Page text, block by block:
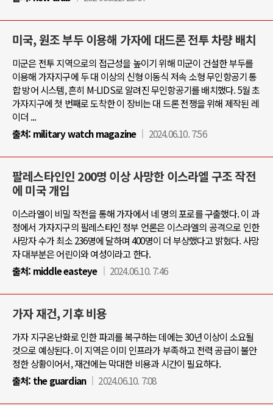
미국, 원조 부두 이용해 가자에 대드론 전투 차량 배치
미군은 전투 지역으로의 접근성을 높이기 위해 미군이 건설한 부두를
이용해 가자지구에 두 대 이상의 신형 이동식 저속 소형 무인항공기 통
합 방어 시스템, 흔히 M-LIDS로 알려진 무인항공기를 배치했다. 5월 초
가자지구에 첫 번째로 도착한 이 장비는 대 드론 전쟁을 위해 제작된 레
이더 ...
출처: military watch magazine 2024.06.10. 7:56
팔레스타인인 200명 이상 사망한 이스라엘 구조 작전
에 미국 개입
이스라엘이 비밀 작전을 통해 가자에서 네 명의 포로를 구출했다. 이 과
정에서 가자지구의 팔레스타인 정부 언론은 이스라엘의 공격으로 인한
사망자 수가 최소 236명에 달하며 400명이 더 부상했다고 밝혔다. 사망
자 대부분은 어린이와 여성이라고 한다.
출처: middle easteye 2024.06.10. 7:46
가자 재건, 기후 비용
가자 지구온난화로 인한 파괴를 복구하는 데에는 30년 이상이 소요될
것으로 예상된다. 이 지역은 이미 인프라가 부족하고 전력 공급이 불안
정한 상황이어서, 재건에는 막대한 비용과 시간이 필요하다.
출처: the guardian 2024.06.10. 7:08